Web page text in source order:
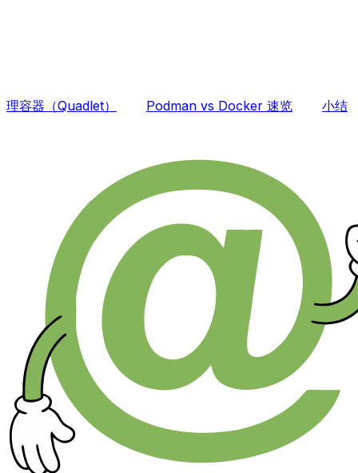
理容器（Quadlet） Podman vs Docker 速览 小结